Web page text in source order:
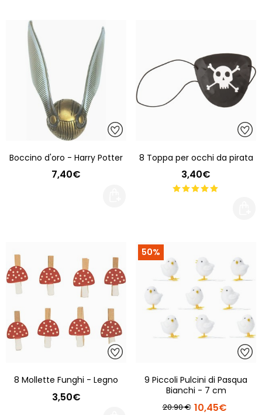
Boccino d'oro - Harry Potter
7,40€
8 Toppa per occhi da pirata
3,40€
8 Mollette Funghi - Legno
3,50€
50%
9 Piccoli Pulcini di Pasqua
Bianchi - 7 cm
20.90 € 10,45€